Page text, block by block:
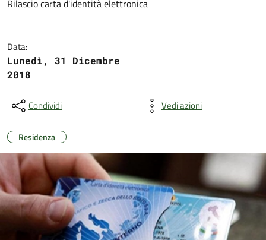
Rilascio carta d'identità elettronica
Data:
Lunedì, 31 Dicembre
2018
Condividi Vedi azioni
Residenza